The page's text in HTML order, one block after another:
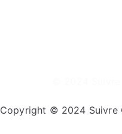
Copyright © 2024 Suivre